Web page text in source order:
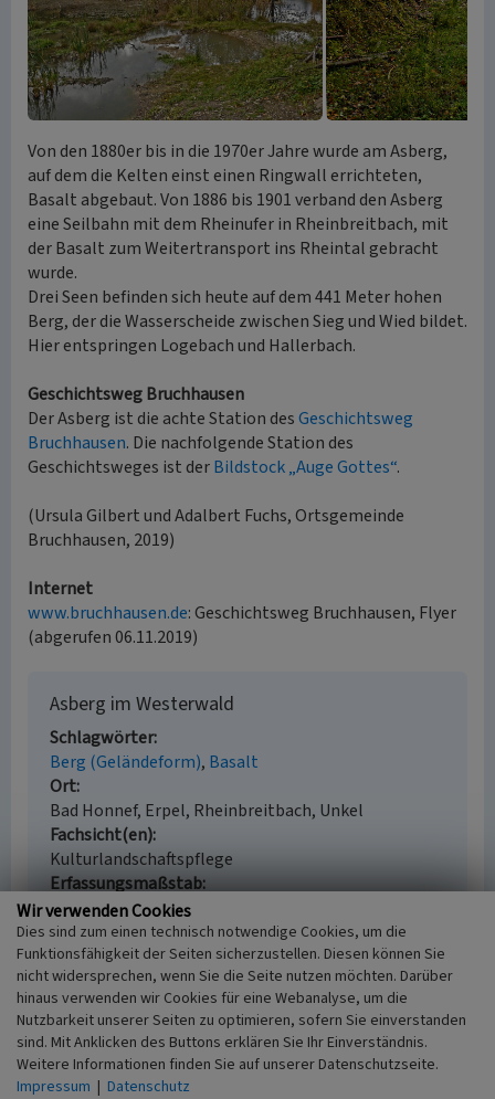
Von den 1880er bis in die 1970er Jahre wurde am Asberg,
auf dem die Kelten einst einen Ringwall errichteten,
Basalt abgebaut. Von 1886 bis 1901 verband den Asberg
eine Seilbahn mit dem Rheinufer in Rheinbreitbach, mit
der Basalt zum Weitertransport ins Rheintal gebracht
wurde.
Drei Seen befinden sich heute auf dem 441 Meter hohen
Berg, der die Wasserscheide zwischen Sieg und Wied bildet.
Hier entspringen Logebach und Hallerbach.
Geschichtsweg Bruchhausen
Der Asberg ist die achte Station desGeschichtsweg
Bruchhausen. Die nachfolgende Station des
Geschichtsweges ist derBildstock „Auge Gottes“.
(Ursula Gilbert und Adalbert Fuchs, Ortsgemeinde
Bruchhausen, 2019)
Internet
www.bruchhausen.de: Geschichtsweg Bruchhausen, Flyer
(abgerufen 06.11.2019)
Asberg im Westerwald
Schlagwörter
Berg (Geländeform) Basalt
Ort
Bad Honnef, Erpel, Rheinbreitbach, Unkel
Fachsicht(en)
Kulturlandschaftspflege
Erfassungsmaßstab
i.d.R. 1:5.000 (größer als 1:20.000)
Erfassungsmethode
Literaturauswertung, Geländebegehung/-
kartierung
Empfohlene Zitierweise
Wir verwenden Cookies
Dies sind zum einen technisch notwendige Cookies, um die
Funktionsfähigkeit der Seiten sicherzustellen. Diesen können Sie
nicht widersprechen, wenn Sie die Seite nutzen möchten. Darüber
hinaus verwenden wir Cookies für eine Webanalyse, um die
Nutzbarkeit unserer Seiten zu optimieren, sofern Sie einverstanden
sind. Mit Anklicken des Buttons erklären Sie Ihr Einverständnis.
Weitere Informationen finden Sie auf unserer Datenschutzseite.
Impressum | Datenschutz